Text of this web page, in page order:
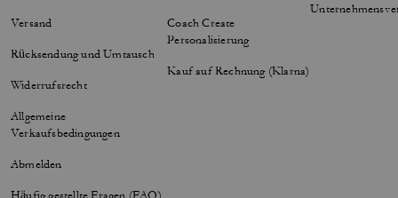
Versand
Rücksendung und Umtausch
Widerrufsrecht
Allgemeine
Verkaufsbedingungen
Abmelden
Coach Create
Personalisierung
Kauf auf Rechnung (Klarna)